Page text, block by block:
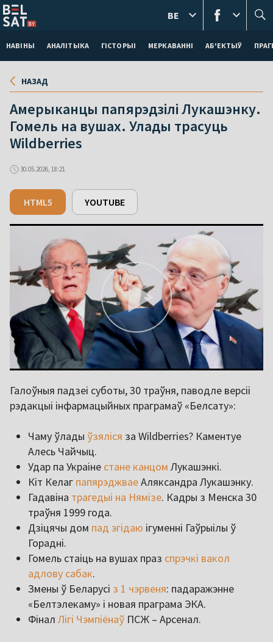
НАВІНЫ АНАЛІТЫКА ГІСТОРЫІ МЕРКАВАННI АБ'ЕКТЫЎ
BE
НАЗАД
Амерыканцы папярэдзілі Лукашэнку.
Гомель на вушах. Улады трасуць
Wildberries
30.05.2026, 18:21
HTML5 YOUTUBE
Галоўныя падзеі суботы, 30 траўня, паводле версіі
рэдакцыі інфармацыйных праграмаў «Белсату»:
Чаму ўлады ўзяліся за Wildberries? Каментуе
Алесь Чайчыц.
Удар па Украіне стане канцом Лукашэнкі.
Кіт Келаг папярэджваеАляксандра Лукашэнку.
Гадавіна трагедыі на Нямізе. Кадры з Менска 30
траўня 1999 года.
Дзіцячы дом пад эгідаю ігуменні Гаўрыілы ў
Горадні.
Гомель стаіць на вушах праз спрэчкі вакол
адлову сабак.
Змены ў Беларусі з 1 чэрвеня: падаражэнне
«Белтэлекаму» і новая праграма ЭКА.
Фінал Лігі Чэмпіёнаў ПСЖ – Арсенал.